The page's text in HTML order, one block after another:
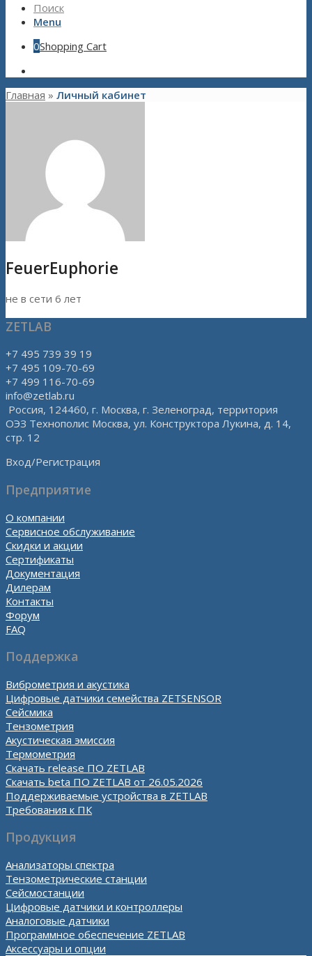
Поиск
Menu
0Shopping Cart
Главная » Личный кабинет
FeuerEuphorie
не в сети 6 лет
ZETLAB
+7 495 739 39 19
+7 495 109-70-69
+7 499 116-70-69
info@zetlab.ru
Россия, 124460, г. Москва, г. Зеленоград, территория
ОЭЗ Технополис Москва, ул. Конструктора Лукина, д. 14,
стр. 12
Вход/Регистрация
Предприятие
О компании
Сервисное обслуживание
Скидки и акции
Сертификаты
Документация
Дилерам
Контакты
Форум
FAQ
Поддержка
Виброметрия и акустика
Цифровые датчики семейства ZETSENSOR
Сейсмика
Тензометрия
Акустическая эмиссия
Термометрия
Скачать release ПО ZETLAB
Скачать beta ПО ZETLAB от 26.05.2026
Поддерживаемые устройства в ZETLAB
Требования к ПК
Продукция
Анализаторы спектра
Тензометрические станции
Сейсмостанции
Цифровые датчики и контроллеры
Аналоговые датчики
Программное обеспечение ZETLAB
Аксессуары и опции